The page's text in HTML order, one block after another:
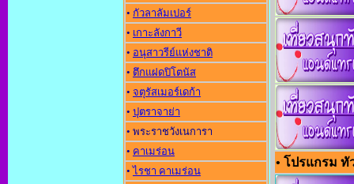
• กัวลาลัมเปอร์
• เกาะลังกาวี
• อนุสาวรีย์แห่งชาต
• ตึกแฝดปิโตนัส
• จตุรัสเมอร์เดก้า
• ปุตราจาย่า
• พระราชวังเนการา
• คาเมร่อน
•ไรชา คาเมร่อน
• โปรแกรม ทั